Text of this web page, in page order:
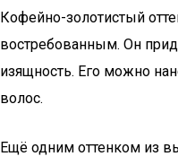
Кофейно-золотистый
востребованным. Он
изящность. Его можно
волос.
Ещё одним оттенком из